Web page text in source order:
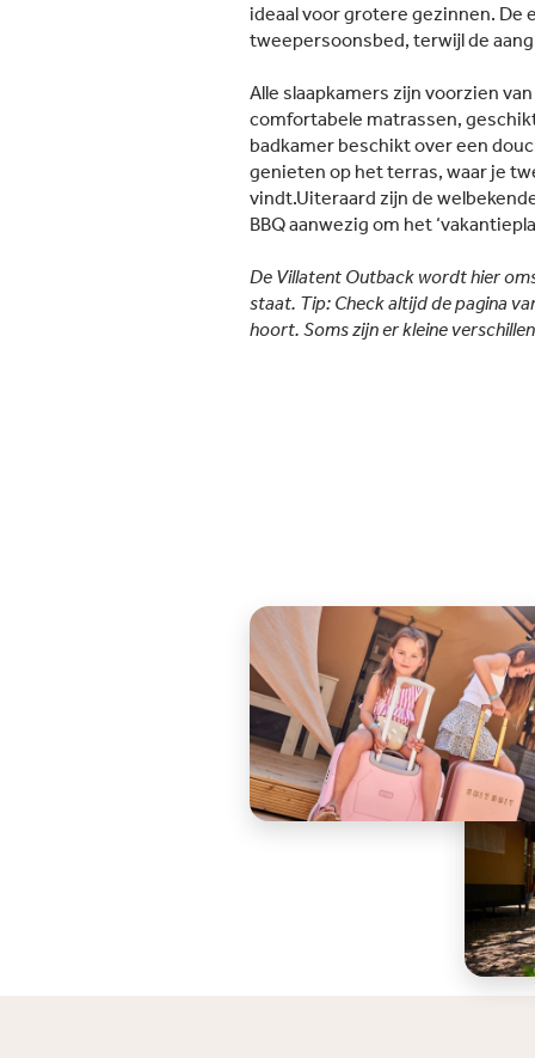
ideaal voor grotere gezinnen. De
tweepersoonsbed, terwijl de
Alle slaapkamers zijn voorzien
comfortabele matrassen,
badkamer beschikt over een
genieten op het terras, waar je
vindt.Uiteraard zijn de
BBQ aanwezig om het
De Villatent Outback wordt hier
staat. Tip: Check altijd de pagina
hoort. Soms zijn er kleine